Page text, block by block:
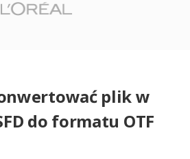
plik w
do formatu OTF